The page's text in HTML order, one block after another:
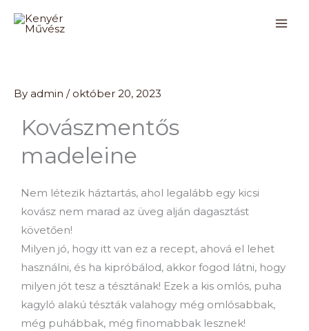
By admin / október 20, 2023
Kovászmentős
madeleine
Nem létezik háztartás, ahol legalább egy kicsi
kovász nem marad az üveg alján dagasztást
követően!
Milyen jó, hogy itt van ez a recept, ahová el lehet
használni, és ha kipróbálod, akkor fogod látni, hogy
milyen jót tesz a tésztának! Ezek a kis omlós, puha
kagyló alakú tészták valahogy még omlósabbak,
még puhábbak, még finomabbak lesznek!